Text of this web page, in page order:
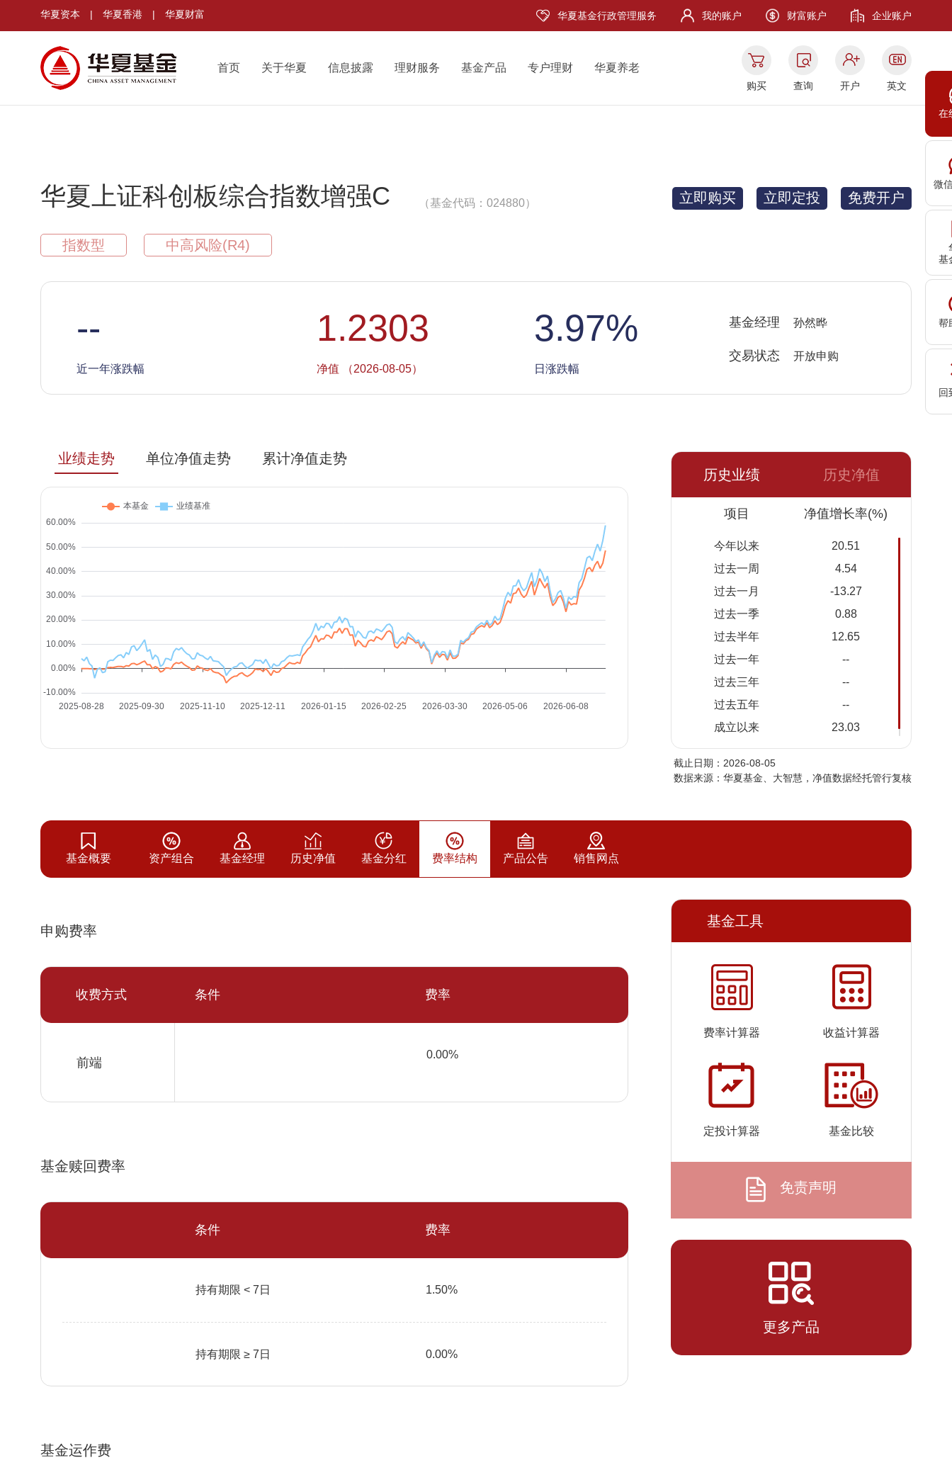
在
微
基
帮
回
华夏资本 | 华夏香港 | 华夏财富 华夏基金行政管理服务 我的账户 财富账户 企业账户
首页 关于华夏 信息披露 理财服务 基金产品 专户理财 华夏养老
购买 查询 开户 英文
华夏上证科创板综合指数增强C （基金代码：024880）
指数型 中高风险(R4)
立即购买 立即定投 免费开户
--
近一年涨跌幅
1.2303
净值 （2026-08-05）
3.97%
日涨跌幅
基金经理 孙然晔
交易状态 开放申购
业绩走势 单位净值走势
累计净值走势
历史业绩
历史净值
项目 净值增长率(%)
今年以来
20.51
过去一周
4.54
过去一月
-13.27
过去一季
0.88
过去半年
12.65
过去一年
--
过去三年
--
过去五年
--
成立以来
23.03
净值
累计净
2026-
1.2303
08-04
2026-
08-03
1.1360
2026-
07-31
1.1639
2026-
1.1284
2026-
07-29
1.1769 1.1769
07-28
07-24
2026-
1.2149
2026-
07-22
1.2334
2026-
1.2576
2026-
1.1718
1.2014
07-16
2026-
1.3220 1.3220
07-14
1.3642
2026-
1.3467 1.3467
1.4054
截止日期：2026-08-05
数据来源：华夏基金、大智慧，净值数据经托管行复核
基金概要 资产组合 基金经理 历史净值 基金分红 费率结构 产品公告 销售网点
申购费率
收费方式 条件 费率
前端
0.00%
基金赎回费率
条件 费率
持有期限 < 7日 1.50%
持有期限 ≥ 7日 0.00%
基金运作费
基金工具
费率计算器 收益计算器
定投计算器 基金比较
免责声明
更多产品